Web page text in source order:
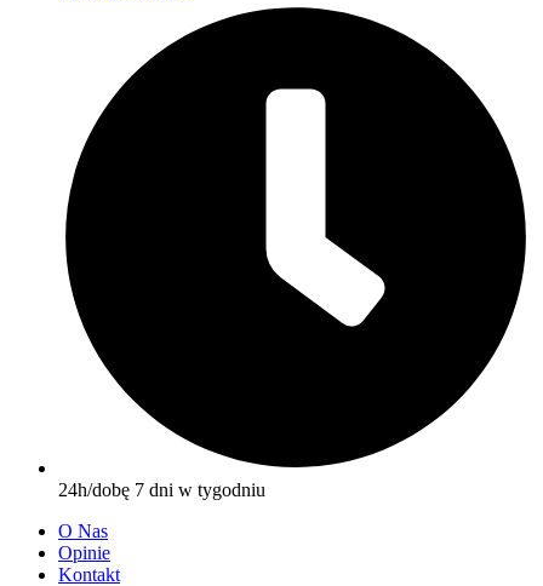
24h/dobę 7 dni w tygodniu
O Nas
Opinie
Kontakt